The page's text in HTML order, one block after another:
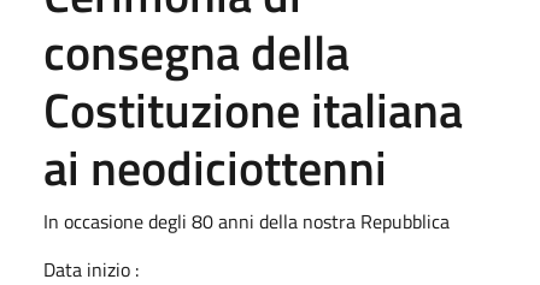
consegna della
Costituzione italiana
ai neodiciottenni
In occasione degli 80 anni della nostra Repubblica
Data inizio :